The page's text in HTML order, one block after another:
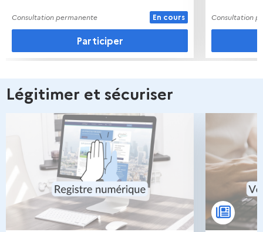
Consultation permanente En cours
Participer
Consultation
Légitimer et sécuriser